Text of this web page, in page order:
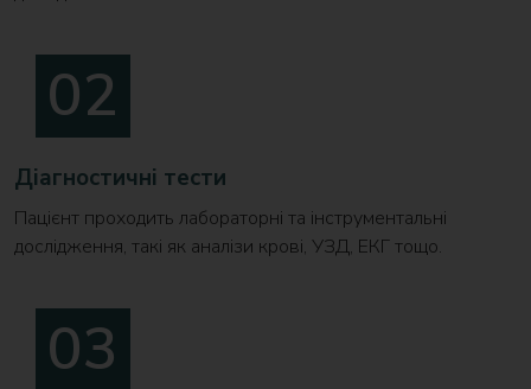
Діагностичні тести
Пацієнт проходить лабораторні та інструментальні
дослідження, такі як аналізи крові, УЗД, ЕКГ тощо.